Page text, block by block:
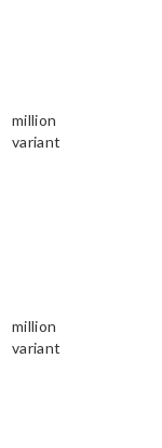
million
variant
million
variant